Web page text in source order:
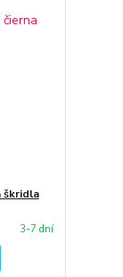
škridla
3-7 dní